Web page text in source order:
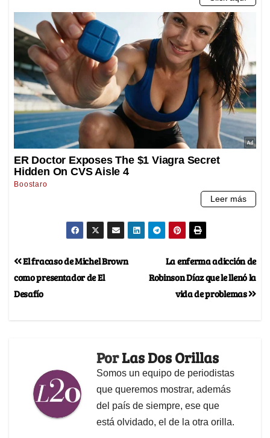
La enferma adicción de
Robinson Díaz que le llenó la
vida de problemas
El fracaso de Michel Brown
como presentador de El
Desafío
PorLas Dos Orillas
Somos un equipo de periodistas
que queremos mostrar, además
del país de siempre, ese que
está olvidado, el de la otra orilla.